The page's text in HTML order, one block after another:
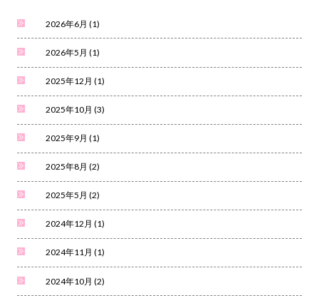
2026年6月 (1)
2026年5月 (1)
2025年12月 (1)
2025年10月 (3)
2025年9月 (1)
2025年8月 (2)
2025年5月 (2)
2024年12月 (1)
2024年11月 (1)
2024年10月 (2)